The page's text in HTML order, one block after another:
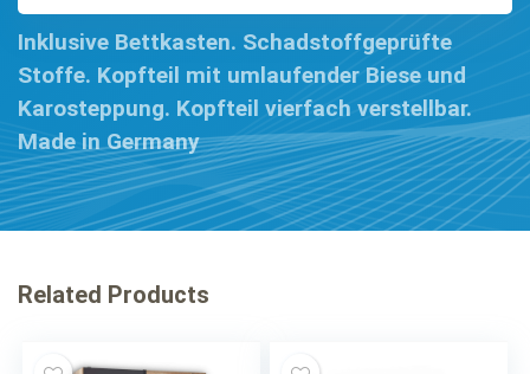
Inklusive Bettkasten. Schadstoffgeprüfte
Stoffe. Kopfteil mit umlaufender Biese und
Karosteppung. Kopfteil vierfach verstellbar.
Made in Germany
Related Products